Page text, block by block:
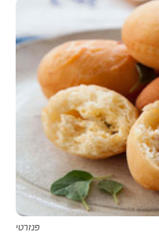
פנזרטי